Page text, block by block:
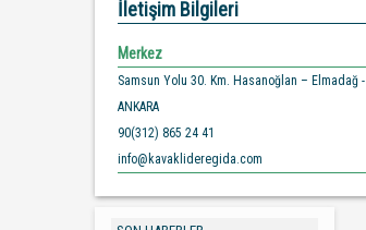
İletişim Bilgileri
Merkez
Samsun Yolu 30. Km. Hasanoğlan – Elmadağ -
ANKARA
90(312) 865 24 41
info@kavaklideregida.com